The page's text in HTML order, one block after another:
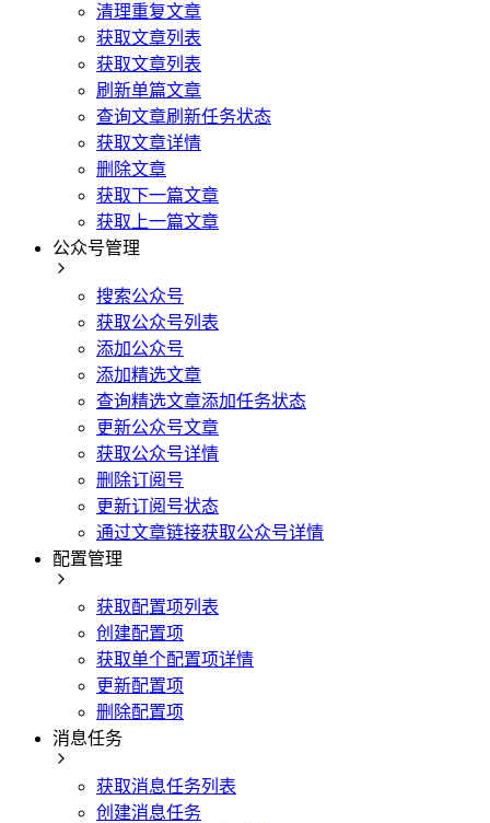
清理重复文章
获取文章列表
获取文章列表
刷新单篇文章
查询文章刷新任务状态
获取文章详情
删除文章
获取下一篇文章
获取上一篇文章
公众号管理
搜索公众号
获取公众号列表
添加公众号
添加精选文章
查询精选文章添加任务状态
更新公众号文章
获取公众号详情
删除订阅号
更新订阅号状态
通过文章链接获取公众号详情
配置管理
获取配置项列表
创建配置项
获取单个配置项详情
更新配置项
删除配置项
消息任务
获取消息任务列表
创建消息任务